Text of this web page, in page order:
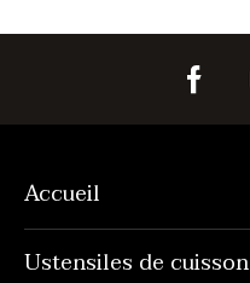
Accueil
Ustensiles de cuisson